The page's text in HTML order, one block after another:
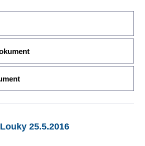
25.5.2016